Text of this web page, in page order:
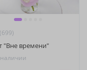
(699)
"Вне времени"